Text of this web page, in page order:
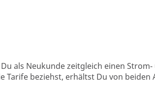
als Neukunde zeitgleich einen
beziehst, erhältst Du von beiden